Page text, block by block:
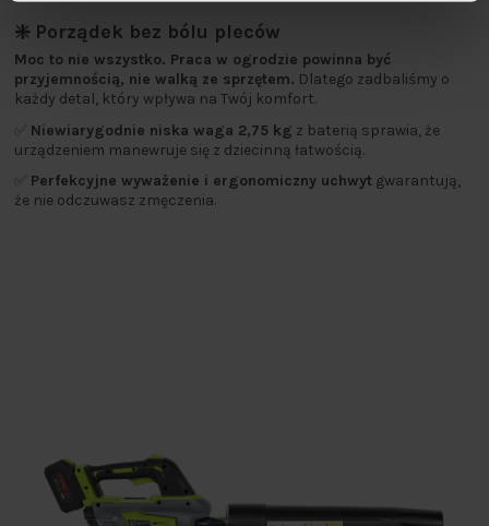
❇️ Porządek bez bólu pleców
Moc to nie wszystko. Praca w ogrodzie powinna być
przyjemnością, nie walką ze sprzętem. Dlatego zadbaliśmy o
każdy detal, który wpływa na Twój komfort.
Niewiarygodnie niska waga 2,75 kg z baterią sprawia, że
urządzeniem manewruje się z dziecinną łatwością.
Perfekcyjne wyważenie i ergonomiczny uchwyt gwarantują,
że nie odczuwasz zmęczenia.